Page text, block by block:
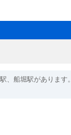
、船堀駅があります。